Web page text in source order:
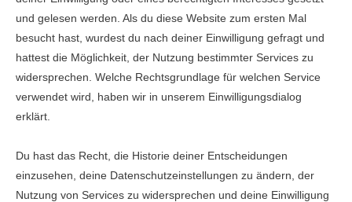
und gelesen werden. Als du diese Website zum ersten Mal
besucht hast, wurdest du nach deiner Einwilligung gefragt und
hattest die Möglichkeit, der Nutzung bestimmter Services zu
widersprechen. Welche Rechtsgrundlage für welchen Service
verwendet wird, haben wir in unserem Einwilligungsdialog
erklärt.
Du hast das Recht, die Historie deiner Entscheidungen
einzusehen, deine Datenschutzeinstellungen zu ändern, der
Nutzung von Services zu widersprechen und deine Einwilligung